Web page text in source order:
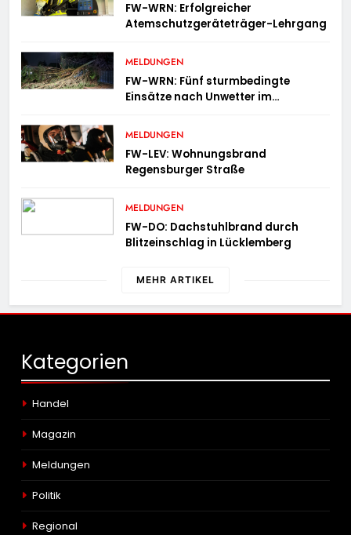
FW-WRN: Erfolgreicher
Atemschutzgeräteträger-Lehrgang
MELDUNGEN
FW-WRN: Fünf sturmbedingte
Einsätze nach Unwetter im
MELDUNGEN
FW-LEV: Wohnungsbrand
Regensburger Straße
MELDUNGEN
FW-DO: Dachstuhlbrand durch
Blitzeinschlag in Lücklemberg
MEHR ARTIKEL
Kategorien
Handel
Magazin
Meldungen
Politik
Regional